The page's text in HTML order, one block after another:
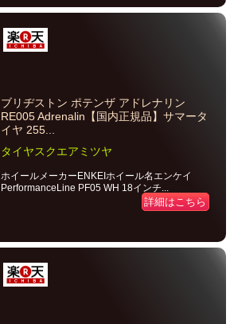
ブリヂストン ポテンザ アドレナリン
RE005 Adrenalin【国内正規品】サマータ
イヤ 255...
タイヤスクエアミツヤ
ホイールメーカーENKEIホイール名エンケイ
PerformanceLine PF05 WH 18インチ...
詳細はこちら